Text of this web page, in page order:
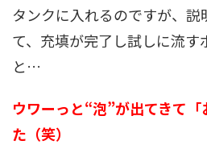
タンクに入れるのですが、
て、充填が完了し試しに流す
と…
ウワーっと“泡”が出てきて
た（笑）